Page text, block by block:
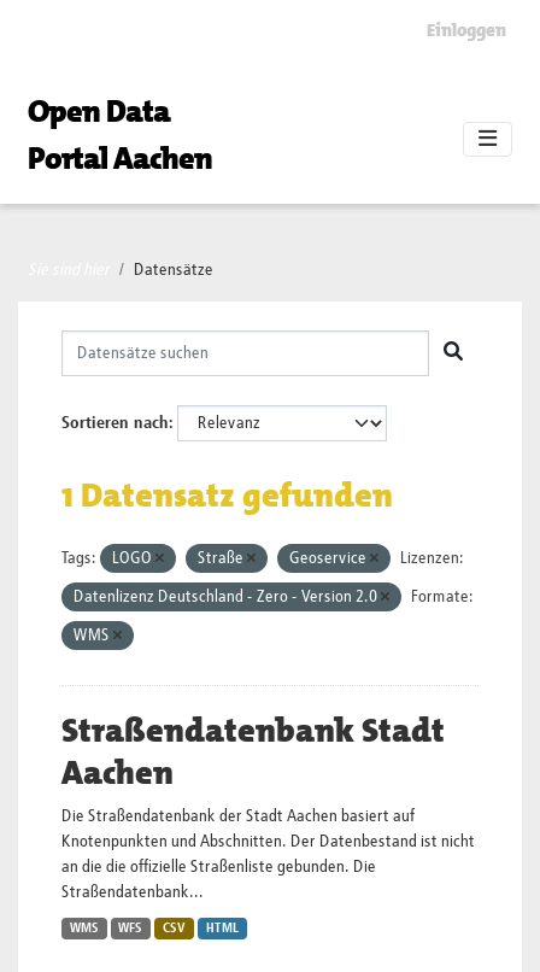
Einloggen
Open Data
Portal Aachen
Datensätze
Sortieren nach
1 Datensatz gefunden
Tags: LOGO Straße Geoservice Lizenzen:
Datenlizenz Deutschland - Zero - Version 2.0 Formate:
WMS
Straßendatenbank Stadt
Aachen
Die Straßendatenbank der Stadt Aachen basiert auf
Knotenpunkten und Abschnitten. Der Datenbestand ist nicht
an die die offizielle Straßenliste gebunden. Die
Straßendatenbank...
WMS WFS CSV HTML